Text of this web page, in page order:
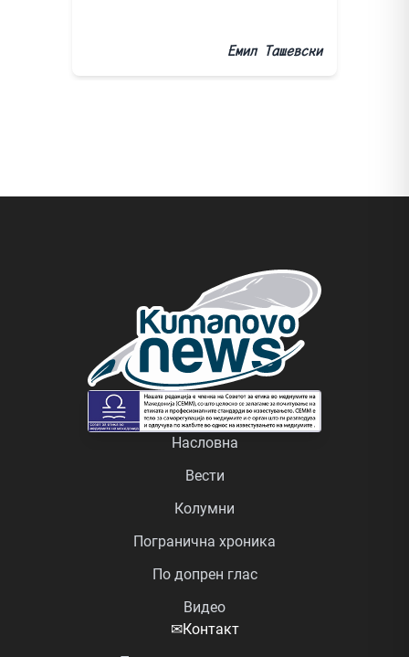
Емил Ташевски
Насловна
Вести
Колумни
Погранична хроника
По допрен глас
Видео
✉Контакт